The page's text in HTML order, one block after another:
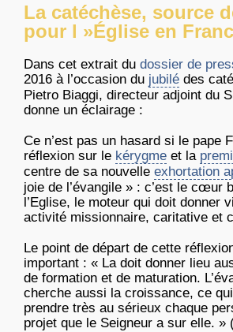
La catéchèse, source
pour l »Église en
Dans cet extrait du dossier de
2016 à l’occasion du jubilé des
Pietro Biaggi, directeur adjoint du
donne un éclairage :
Ce n’est pas un hasard si le pape
réflexion sur le kérygme et la
centre de sa nouvelle exhortation
joie de l’évangile » : c’est le cœur
l’Eglise, le moteur qui doit donner
activité missionnaire, caritative et
Le point de départ de cette
important : « La doit donner lieu
de formation et de maturation.
cherche aussi la croissance, ce
prendre très au sérieux chaque
projet que le Seigneur a sur elle. »